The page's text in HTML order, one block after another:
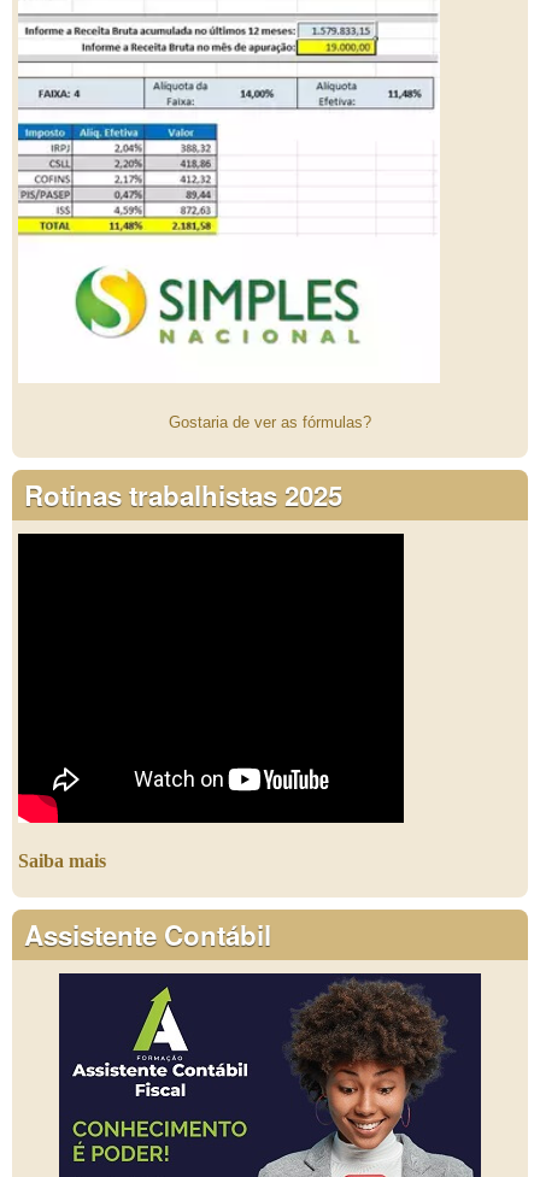
Gostaria de ver as fórmulas?
Rotinas trabalhistas 2025
Saiba mais
Assistente Contábil